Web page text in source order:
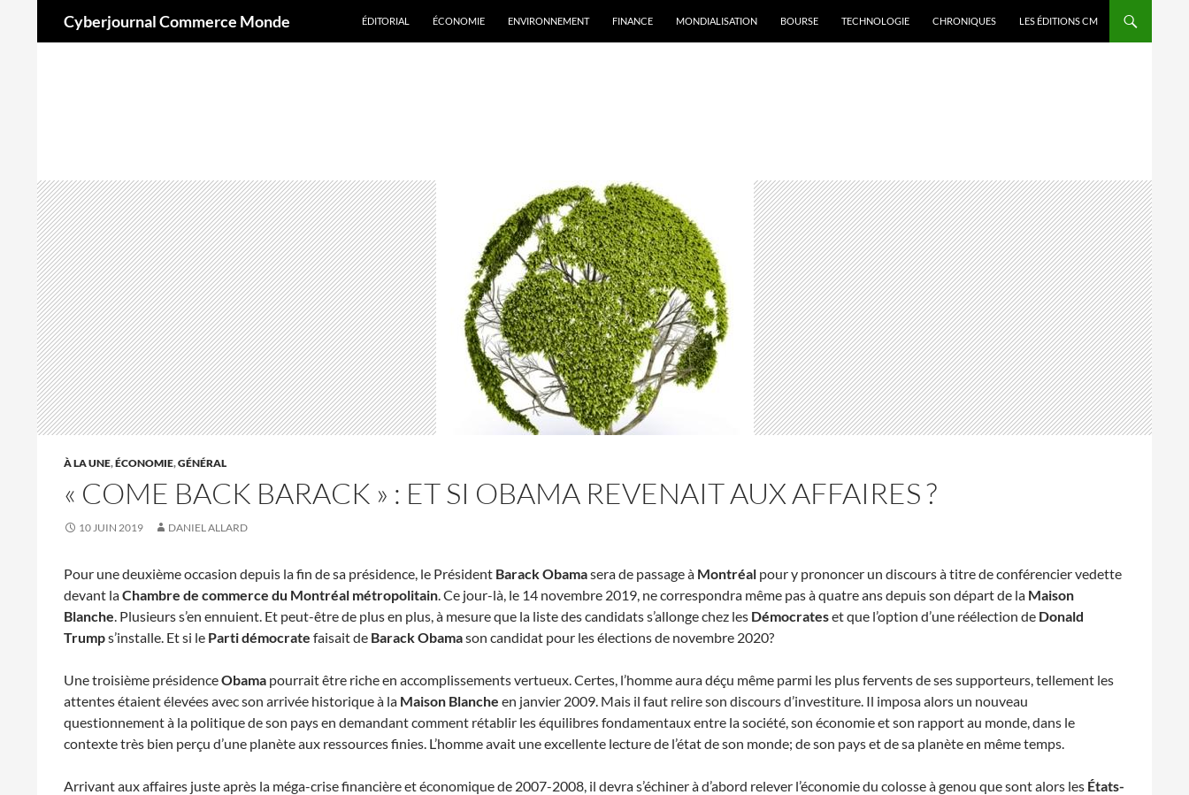
Cyberjournal Commerce Monde ÉDITORIAL ÉCONOMIE ENVIRONNEMENT FINANCE MONDIALISATION BOURSE TECHNOLOGIE CHRONIQUES LES ÉDITIONS CM
À LA UNE,ÉCONOMIE,GÉNÉRAL
« COME BACK BARACK » : ET SI OBAMA REVENAIT AUX AFFAIRES ?
10 JUIN 2019 DANIEL ALLARD
Pour une deuxième occasion depuis la fin de sa présidence, le Président Barack Obamasera de passage à Montréal pour y prononcer un discours à titre de conférencier vedette
devant laChambre de commerce du Montréal métropolitain. Ce jour-là, le 14 novembre 2019, ne correspondra même pas à quatre ans depuis son départ de la Maison
Blanche. Plusieurs s’en ennuient. Et peut-être de plus en plus, à mesure que la liste des candidats s’allonge chez les Démocrateset que l’option d’une réélection de Donald
Trumps’installe. Et si le Parti démocrate faisait de Barack Obamason candidat pour les élections de novembre 2020?
Une troisième présidenceObama pourrait être riche en accomplissements vertueux. Certes, l’homme aura déçu même parmi les plus fervents de ses supporteurs, tellement les
attentes étaient élevées avec son arrivée historique à la Maison Blanche en janvier 2009. Mais il faut relire son discours d’investiture. Il imposa alors un nouveau
questionnement à la politique de son pays en demandant comment rétablir les équilibres fondamentaux entre la société, son économie et son rapport au monde, dans le
contexte très bien perçu d’une planète aux ressources finies. L’homme avait une excellente lecture de l’état de son monde; de son pays et de sa planète en même temps.
Arrivant aux affaires juste après la méga-crise financière et économique de 2007-2008, il devra s’échiner à d’abord relever l’économie du colosse à genou que sont alors les États-